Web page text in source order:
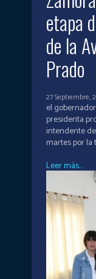
etapa
de la
Prado
27 Septiembre,
el
presidenta
intendente
martes por la
Leer más...